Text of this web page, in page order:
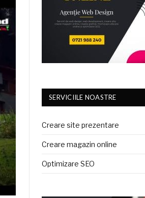
SERVICIILE NOASTRE
Creare site prezentare
Creare magazin online
Optimizare SEO